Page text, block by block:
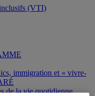
(VTI)
immigration et « vivre-
de la vie quotidienne